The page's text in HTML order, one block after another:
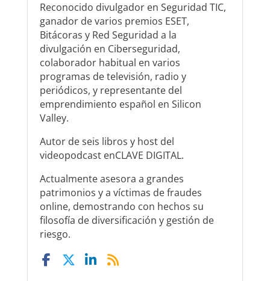
Reconocido divulgador en Seguridad TIC,
ganador de varios premios ESET,
Bitácoras y Red Seguridad a la
divulgación en Ciberseguridad,
colaborador habitual en varios
programas de televisión, radio y
periódicos, y representante del
emprendimiento español en Silicon
Valley.
Autor de seis libros y host del
videopodcast enCLAVE DIGITAL.
Actualmente asesora a grandes
patrimonios y a víctimas de fraudes
online, demostrando con hechos su
filosofía de diversificación y gestión de
riesgo.